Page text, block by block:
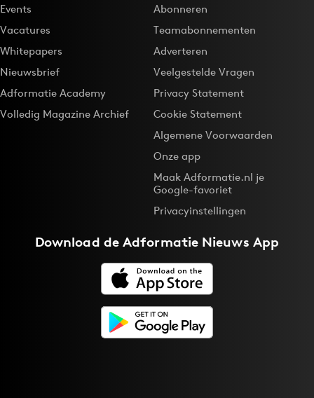
Events
Vacatures
Whitepapers
Nieuwsbrief
Adformatie Academy
Volledig Magazine Archief
Abonneren
Teamabonnementen
Adverteren
Veelgestelde Vragen
Privacy Statement
Cookie Statement
Algemene Voorwaarden
Onze app
Maak Adformatie.nl je
Google-favoriet
Privacyinstellingen
Download deAdformatie Nieuws App